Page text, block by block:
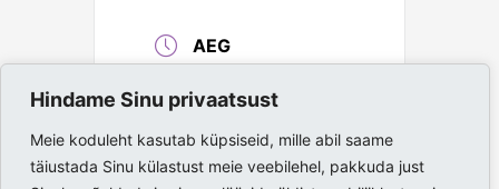
Hindame Sinu privaatsust
Meie koduleht kasutab küpsiseid, mille abil saame
täiustada Sinu külastust meie veebilehel, pakkuda just
AEG
ASUKOHT
Paide Spordihall